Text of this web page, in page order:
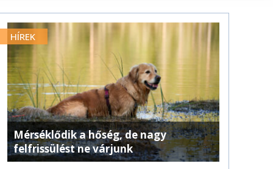
HÍREK
Mérséklődik a hőség, de nagy
felfrissülést ne várjunk